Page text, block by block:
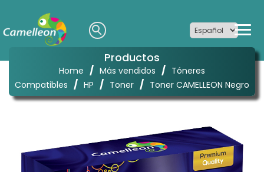
Productos
Home / Más vendidos / Tóneres
Compatibles / HP / Toner / Toner CAMELLEON Negro